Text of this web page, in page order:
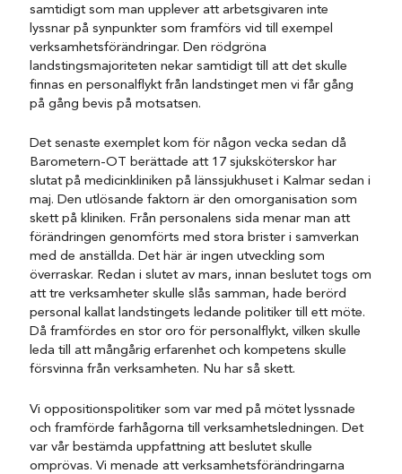
samtidigt som man upplever att arbetsgivaren inte
lyssnar på synpunkter som framförs vid till exempel
verksamhetsförändringar. Den rödgröna
landstingsmajoriteten nekar samtidigt till att det skulle
finnas en personalflykt från landstinget men vi får gång
på gång bevis på motsatsen.
Det senaste exemplet kom för någon vecka sedan då
Barometern-OT berättade att 17 sjuksköterskor har
slutat på medicinkliniken på länssjukhuset i Kalmar sedan i
maj. Den utlösande faktorn är den omorganisation som
skett på kliniken. Från personalens sida menar man att
förändringen genomförts med stora brister i samverkan
med de anställda. Det här är ingen utveckling som
överraskar. Redan i slutet av mars, innan beslutet togs om
att tre verksamheter skulle slås samman, hade berörd
personal kallat landstingets ledande politiker till ett möte.
Då framfördes en stor oro för personalflykt, vilken skulle
leda till att mångårig erfarenhet och kompetens skulle
försvinna från verksamheten. Nu har så skett.
Vi oppositionspolitiker som var med på mötet lyssnade
och framförde farhågorna till verksamhetsledningen. Det
var vår bestämda uppfattning att beslutet skulle
omprövas. Vi menade att verksamhetsförändringarna